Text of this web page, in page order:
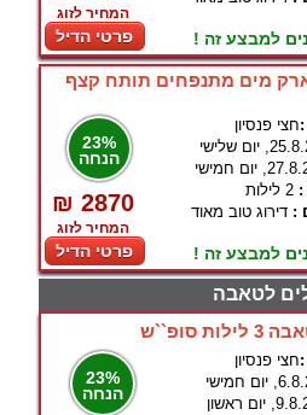
המחיר לזוג
פרטי הדיל למבצע זה !
מים מתנפחים תותח קצף
23%
הנחה
₪ 2870
המחיר לזוג
פרטי הדיל
חצי פנסיון
: 2 לילות
: דירוג טוב מאוד
למבצע זה !
לטאבה
סופ``ש
23%
הנחה
חצי פנסיון